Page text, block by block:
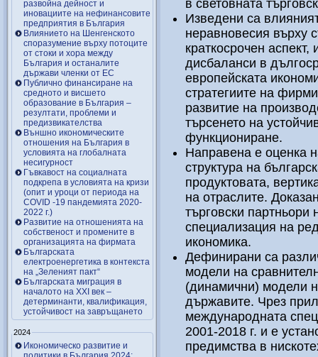
развойна дейност и
иновациите на нефинансовите
предприятия в България
Влиянието на Шенгенското
споразумение върху потоците
от стоки и хора между
България и останалите
държави членки от ЕС
Публично финансиране на
средното и висшето
образование в България –
резултати, проблеми и
предизвикателства
Външно икономическите
отношения на България в
условията на глобалната
несигурност
Гъвкавост на социалната
подкрепа в условията на кризи
(опит и уроци от периода на
COVID -19 пандемията 2020-
2022 г.)
Развитие на отношенията на
собственост и промените в
организацията на фирмата
Българската
електроенергетика в контекста
на „Зеленият пакт“
Българската миграция в
началото на ХХІ век –
детерминанти, квалификация,
устойчивост на завръщането
2024
Икономическо развитие и
в световната
Изведени са
неравновесия върху
краткосрочен
дисбаланси в
европейската
стратегиите на
развитие на
търсенето на
функциониране.
Направена е оценка
структура на
продуктовата,
на отраслите.
търговски
специализация на
икономика.
Дефинирани са
модели на
(динамични) модели
държавите. Чрез
международната
2001-2018 г. и е
предимства в